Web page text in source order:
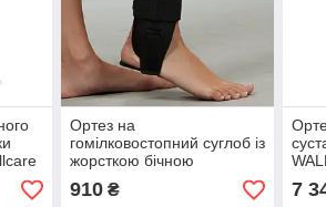
Ортез на
гомілковостопний суглоб із
жорсткою бічною
підтримкою універсальний
Ersamed SL-08K
910₴ 7